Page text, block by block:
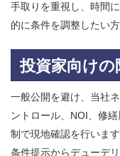
手取りを重視し、時間
的に条件を調整したい
投資家向けの
一般公開を避け、当社
ントロール、NOI、修
制で現地確認を行いま
条件提示からデューデ